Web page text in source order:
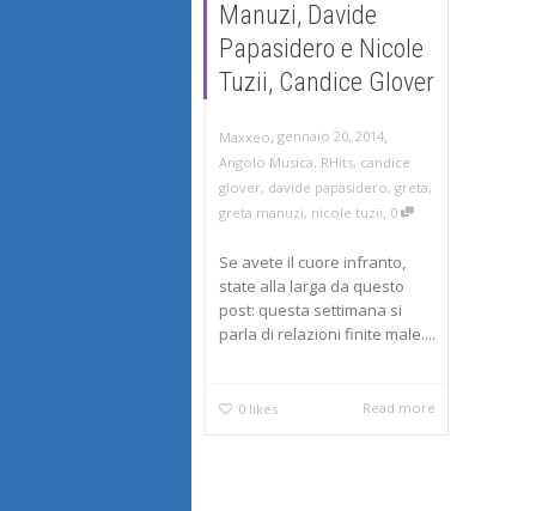
Manuzi, Davide
Papasidero e Nicole
Tuzii, Candice Glover
Maxxeo, gennaio 20, 2014,
Angolo Musica, RHits, candice
glover, davide papasidero, greta,
greta manuzi, nicole tuzii, 0
Se avete il cuore infranto,
state alla larga da questo
post: questa settimana si
parla di relazioni finite male....
0 likes Read more